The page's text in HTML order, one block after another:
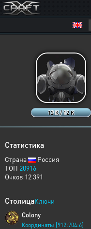
12 K / 12 K
Статистика
Страна
Россия
ТОП 20916
Очков 12 391
СтолицаКлючи
Colony
Координаты [912:704:6]